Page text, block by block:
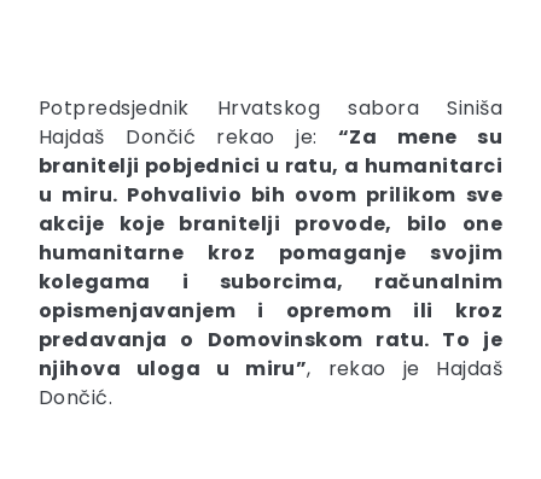
Potpredsjednik Hrvatskog sabora Siniša
Hajdaš Dončić rekao je: “Za mene su
branitelji pobjednici u ratu, a humanitarci
u miru. Pohvalivio bih ovom prilikom sve
akcije koje branitelji provode, bilo one
humanitarne kroz pomaganje svojim
kolegama i suborcima, računalnim
opismenjavanjem i opremom ili kroz
predavanja o Domovinskom ratu. To je
njihova uloga u miru”, rekao je Hajdaš
Dončić.